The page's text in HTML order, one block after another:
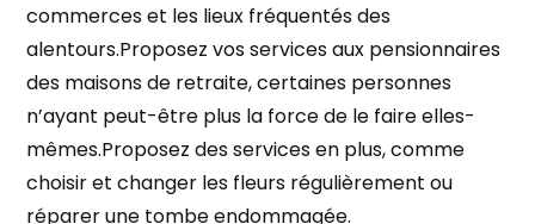
commerces et les lieux fréquentés des
alentours.Proposez vos services aux pensionnaires
des maisons de retraite, certaines personnes
n’ayant peut-être plus la force de le faire elles-
mêmes.Proposez des services en plus, comme
choisir et changer les fleurs régulièrement ou
réparer une tombe endommagée.